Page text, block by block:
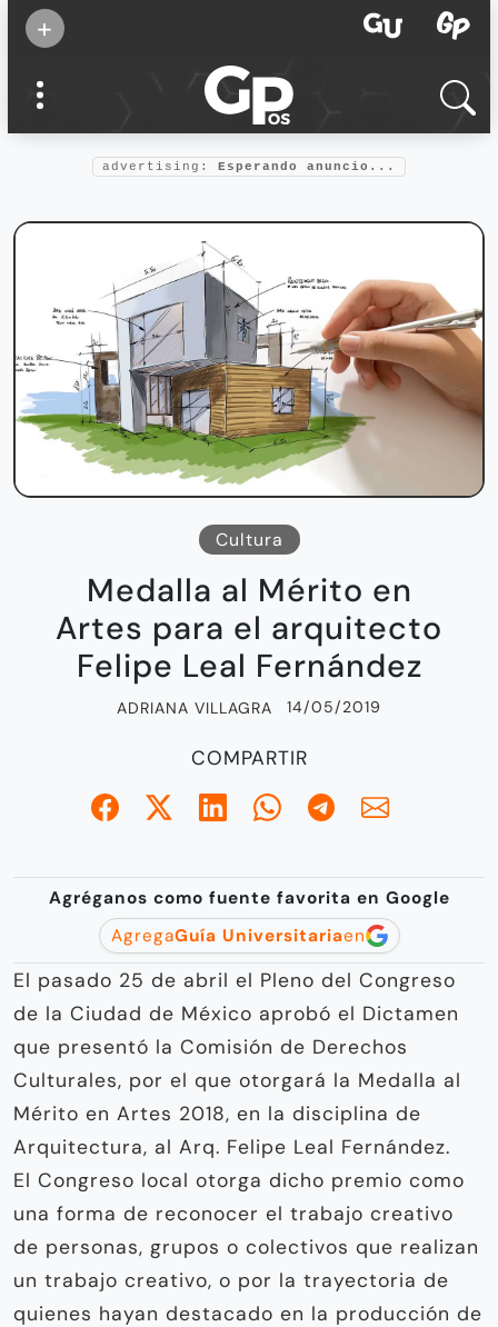
+
confianza
Foro salud
advertising: Esperando anuncio...
Cultura
Medalla al Mérito en
Artes para el arquitecto
Felipe Leal Fernández
ADRIANA VILLAGRA 14/05/2019
COMPARTIR
Agréganos como fuente favorita en Google
AgregaGuía Universitariaen
El pasado 25 de abril el Pleno del Congreso
de la Ciudad de México aprobó el Dictamen
que presentó la Comisión de Derechos
Culturales, por el que otorgará la Medalla al
Mérito en Artes 2018, en la disciplina de
Arquitectura, al Arq. Felipe Leal Fernández.
El Congreso local otorga dicho premio como
una forma de reconocer el trabajo creativo
de personas, grupos o colectivos que realizan
un trabajo creativo, o por la trayectoria de
quienes hayan destacado en la producción de